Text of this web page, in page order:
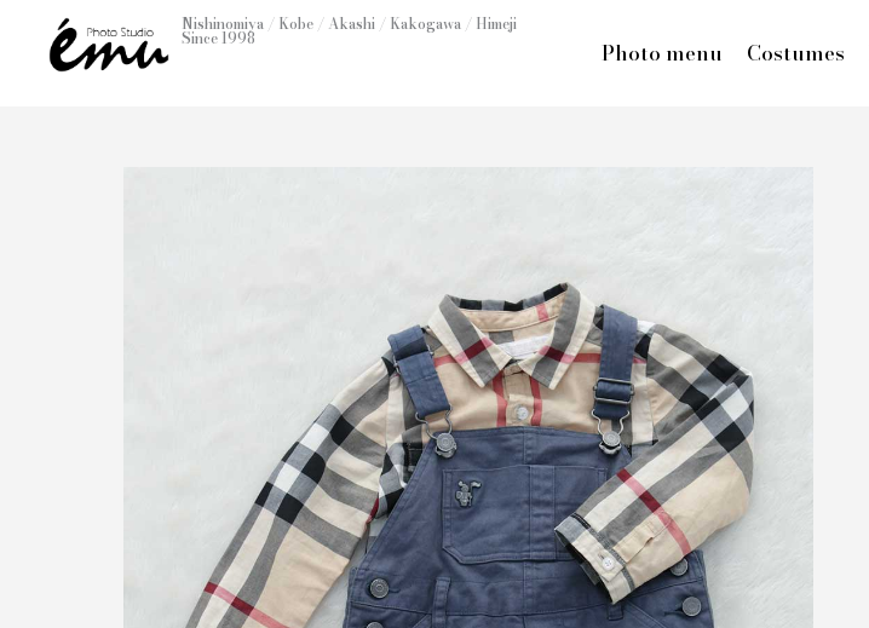
Nishinomiya / Kobe / Akashi / Kakogawa / Himeji
Since 1998 Photo menu Costumes